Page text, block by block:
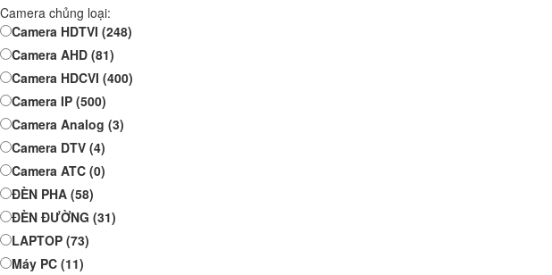
Camera chủng loại:
Camera HDTVI (248)
Camera AHD (81)
Camera HDCVI (400)
Camera IP (500)
Camera Analog (3)
Camera DTV (4)
Camera ATC (0)
ĐÈN PHA (58)
ĐÈN ĐƯỜNG (31)
LAPTOP (73)
Máy PC (11)